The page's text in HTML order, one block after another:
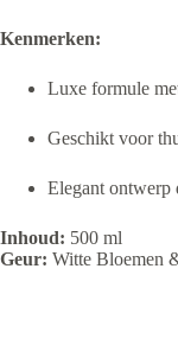
Kenmerken:
Luxe formule
Geschikt voor
Elegant ontwerp
Inhoud: 500 ml
Geur: Witte Bloemen